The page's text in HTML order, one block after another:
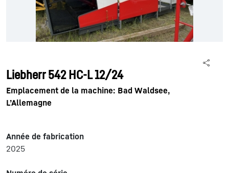
Liebherr 542 HC-L 12/24
Emplacement de la machine: Bad Waldsee,
L’Allemagne
Année de fabrication
2025